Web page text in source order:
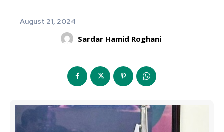
August 21, 2024
Sardar Hamid Roghani